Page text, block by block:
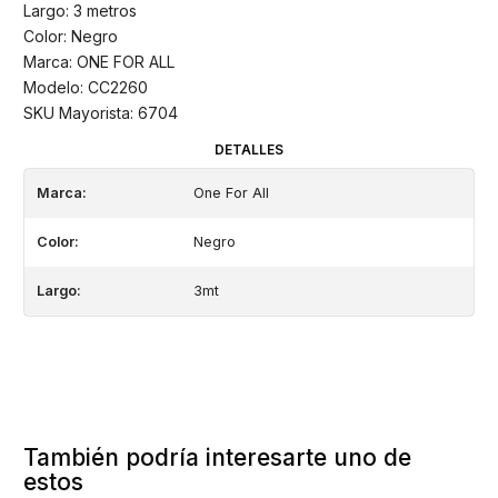
Largo: 3 metros
Color: Negro
Marca: ONE FOR ALL
Modelo: CC2260
SKU Mayorista: 6704
DETALLES
Marca: One For All
Color: Negro
Largo: 3mt
También podría interesarte uno de
estos